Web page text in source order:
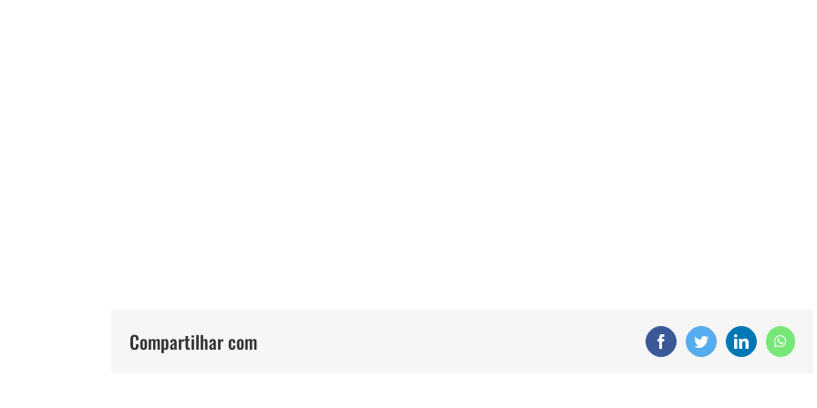
Compartilhar com FacebookTwitterLinkedIn